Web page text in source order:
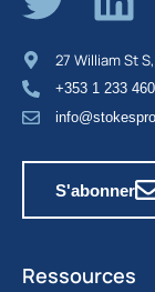
Ressources
27 William St
+353 1 233
S'abonner